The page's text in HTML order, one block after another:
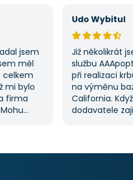
jsem
měl
celkem
mi bylo
firma
Udo Wybitul
Již několikrát
službu
při realizaci
na výměnu
California.
dodavatele
S